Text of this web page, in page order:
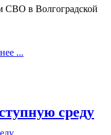
СВО в Волгоградской
...
среду